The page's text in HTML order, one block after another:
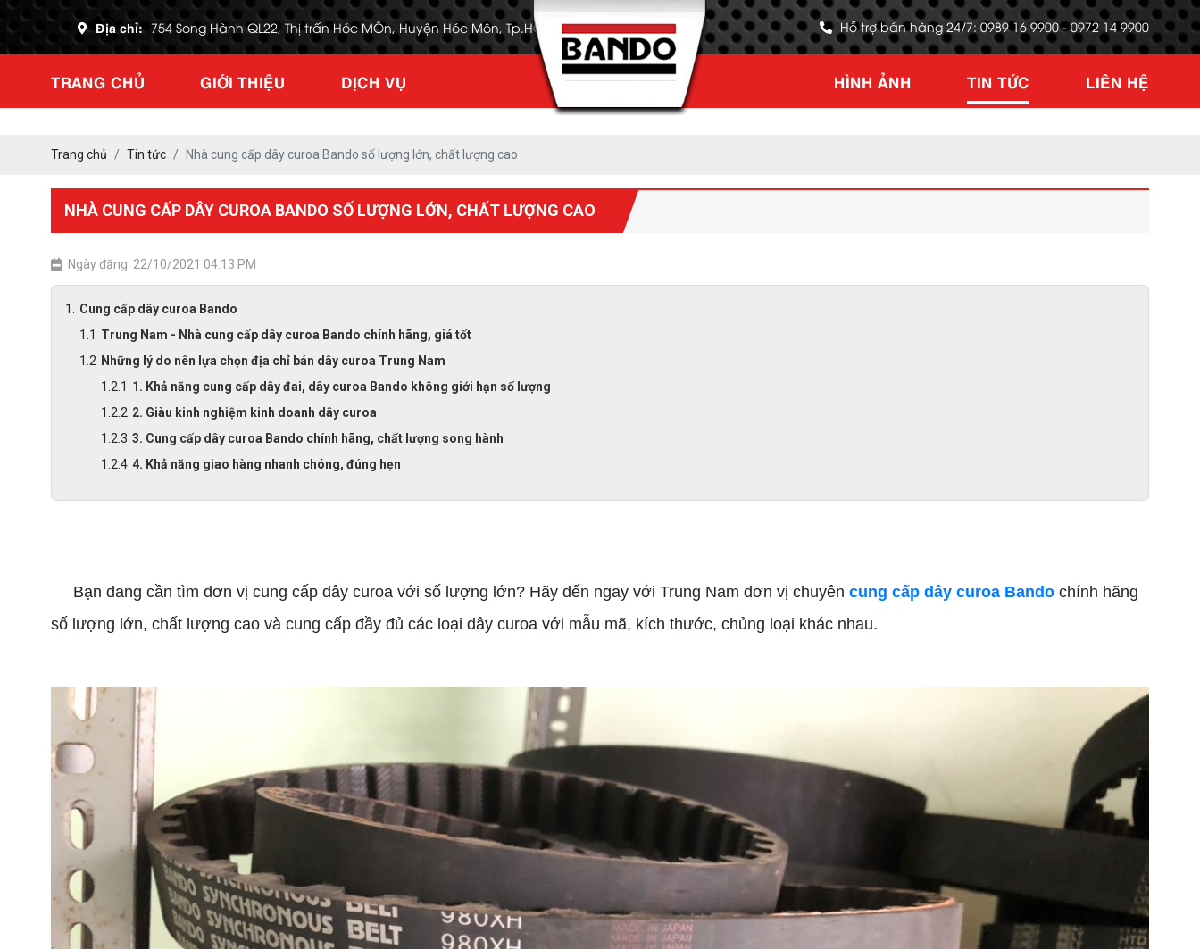
Địa chỉ: 754 Song Hành QL22, Thị trấn Hóc MÔn, Huyện Hóc Môn, Tp.HCM Hỗ trợ bán hàng 24/7: 0989 16 9900 - 0972 14 9900
TRANG CHỦ GIỚI THIỆU DỊCH VỤ HÌNH ẢNH TIN TỨC LIÊN HỆ
Trang chủ Tin tức Nhà cung cấp dây curoa Bando số lượng lớn, chất lượng cao
NHÀ CUNG CẤP DÂY CUROA BANDO SỐ LƯỢNG LỚN, CHẤT LƯỢNG CAO
Ngày đăng: 22/10/2021 04:13 PM
Cung cấp dây curoa Bando
Trung Nam - Nhà cung cấp dây curoa Bando chính hãng, giá tốt
Những lý do nên lựa chọn địa chỉ bán dây curoa Trung Nam
1. Khả năng cung cấp dây đai, dây curoa Bando không giới hạn số lượng
2. Giàu kinh nghiệm kinh doanh dây curoa
3. Cung cấp dây curoa Bando chính hãng, chất lượng song hành
4. Khả năng giao hàng nhanh chóng, đúng hẹn
Bạn đang cần tìm đơn vị cung cấp dây curoa với số lượng lớn? Hãy đến ngay với Trung Nam đơn vị chuyên cung cấp dây curoa Bando chính hãng
số lượng lớn, chất lượng cao và cung cấp đầy đủ các loại dây curoa với mẫu mã, kích thước, chủng loại khác nhau.